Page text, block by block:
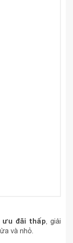
ưu đãi thấp , giải
và nhỏ.